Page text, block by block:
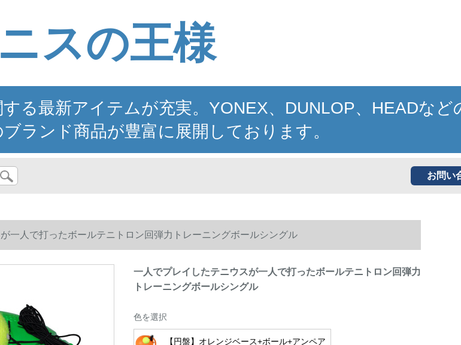
スの王様
る最新アイテムが充実。YONEX、DUNLOP、HEADなど
ランド商品が豊富に展開しております。
お問い
一人で打ったボールテニトロン回弾力トレーニングボールシングル
一人でプレイしたテニウスが一人で打ったボールテニトロン回弾力
トレーニングボールシングル
色を選択
【円盤】オレンジベース+ボール+アンペア